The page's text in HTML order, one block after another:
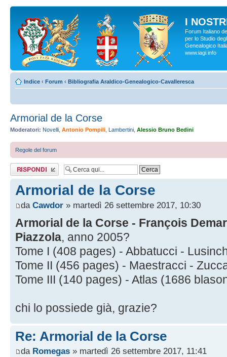
I
Forum Italiano
per lo Studio
Genealogico
www.iagi.info
Indice ‹ Forum ‹ Bibliografia Araldico-Genealogico-Cavalleresca
Armorial de la Corse
Moderatori: Novelli Antonio Pompili Lambertini Alessio Bruno Bedini
Regole del forum
Rispondi al
messaggio
Armorial de la Corse
da Cawdor » martedì 26 settembre 2017, 10:30
Armorial de la Corse - François
Piazzola, anno 2005?
Tome I (408 pages) - Abbatucci -
Tome II (456 pages) - Maestracci -
Tome III (140 pages) - Atlas (1686
chi lo possiede già, grazie?
Re: Armorial de la Corse
da Romegas » martedì 26 settembre 2017, 11:41